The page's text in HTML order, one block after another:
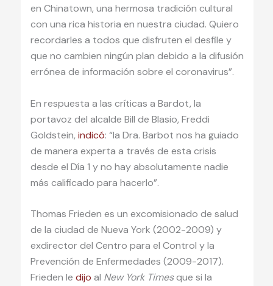
en Chinatown, una hermosa tradición cultural
con una rica historia en nuestra ciudad. Quiero
recordarles a todos que disfruten el desfile y
que no cambien ningún plan debido a la difusión
errónea de información sobre el coronavirus”.
En respuesta a las críticas a Bardot, la
portavoz del alcalde Bill de Blasio, Freddi
Goldstein, indicó: “la Dra. Barbot nos ha guiado
de manera experta a través de esta crisis
desde el Día 1 y no hay absolutamente nadie
más calificado para hacerlo”.
Thomas Frieden es un excomisionado de salud
de la ciudad de Nueva York (2002-2009) y
exdirector del Centro para el Control y la
Prevención de Enfermedades (2009-2017).
Frieden le dijo al New York Timesque si la